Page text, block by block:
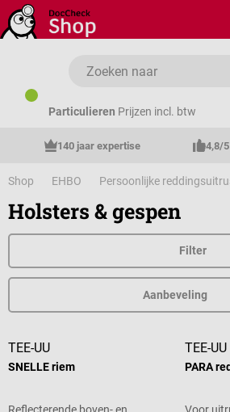
Ga naar de hoofdinhoud
Particulieren Prijzen incl. btw
140 jaar expertise 4,8/
Shop EHBO Persoonlijke
Holsters & gespen
Filter
TEE-UU
SNELLE riem
Reflecterende boven- en
TEE-UU
PARA
Voor